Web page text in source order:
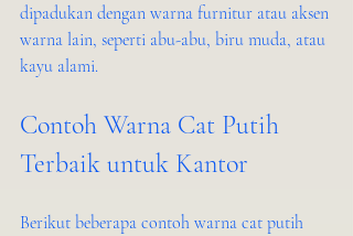
dipadukan dengan warna furnitur atau aksen
warna lain, seperti abu-abu, biru muda, atau
kayu alami.
Contoh Warna Cat Putih
Terbaik untuk Kantor
Berikut beberapa contoh warna cat putih